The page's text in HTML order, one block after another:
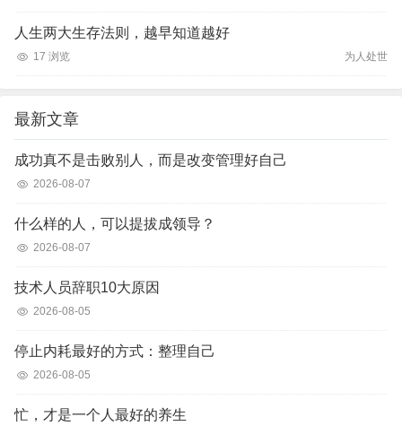
人生两大生存法则，越早知道越好
17 浏览 为人处世
最新文章
成功真不是击败别人，而是改变管理好自己
2026-08-07
什么样的人，可以提拔成领导？
2026-08-07
技术人员辞职10大原因
2026-08-05
停止内耗最好的方式：整理自己
2026-08-05
忙，才是一个人最好的养生